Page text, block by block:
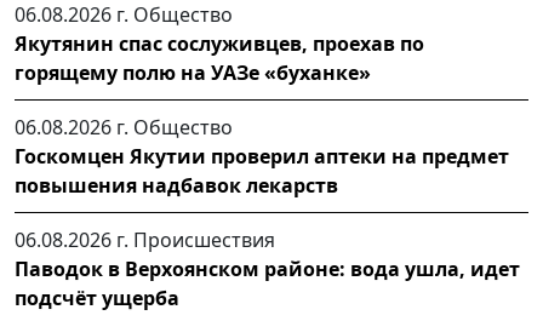
06.08.2026 г. Общество
Якутянин спас сослуживцев, проехав по
горящему полю на УАЗе «буханке»
06.08.2026 г. Общество
Госкомцен Якутии проверил аптеки на предмет
повышения надбавок лекарств
06.08.2026 г. Происшествия
Паводок в Верхоянском районе: вода ушла, идет
подсчёт ущерба